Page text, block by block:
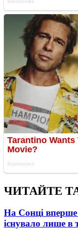
ЧИТАЙТЕ
На Сонці
існувало лише в